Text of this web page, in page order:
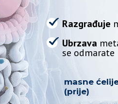
Razgrađuje
Ubrzava
se odmarate
masne
(prije)